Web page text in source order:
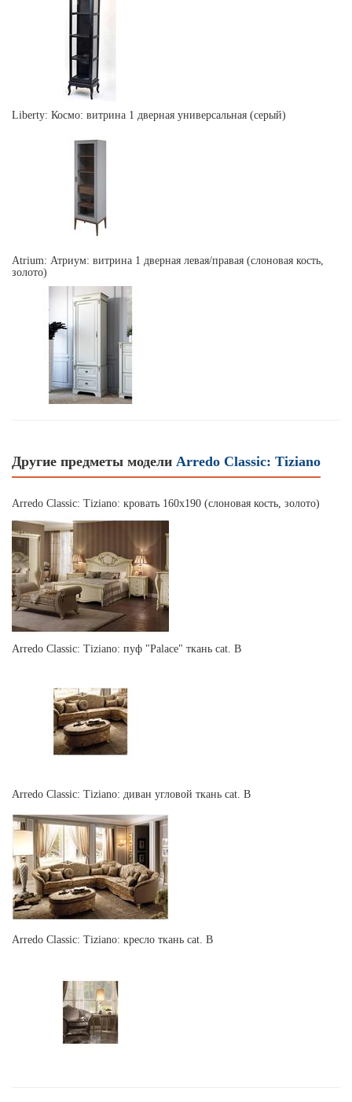
Liberty: Космо: витрина 1 дверная универсальная (серый)
Atrium: Атриум: витрина 1 дверная левая/правая (слоновая кость,
золото)
Другие предметы модели Arredo Classic: Tiziano
Arredo Classic: Tiziano: кровать 160х190 (слоновая кость, золото)
Arredo Classic: Tiziano: пуф "Palace" ткань cat. В
Arredo Classic: Tiziano: диван угловой ткань cat. В
Arredo Classic: Tiziano: кресло ткань cat. B